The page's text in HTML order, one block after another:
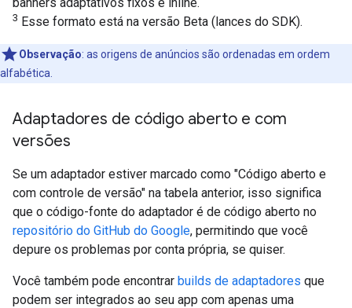
3 Esse formato está na versão Beta (lances do SDK).
Observação: as origens de anúncios são ordenadas em ordem
alfabética.
Adaptadores de código aberto e com
versões
Se um adaptador estiver marcado como "Código aberto e
com controle de versão" na tabela anterior, isso significa
que o código-fonte do adaptador é de código aberto no
repositório do GitHub do Google, permitindo que você
depure os problemas por conta própria, se quiser.
Você também pode encontrar builds de adaptadores que
podem ser integrados ao seu app com apenas uma